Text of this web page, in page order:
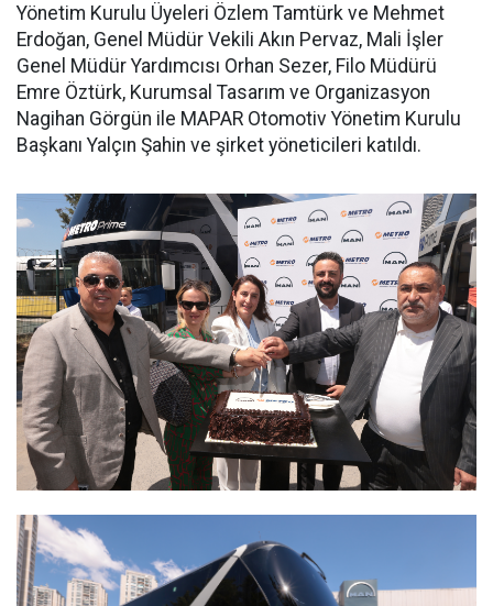
Yönetim Kurulu Üyeleri Özlem Tamtürk ve Mehmet
Erdoğan, Genel Müdür Vekili Akın Pervaz, Mali İşler
Genel Müdür Yardımcısı Orhan Sezer, Filo Müdürü
Emre Öztürk, Kurumsal Tasarım ve Organizasyon
Nagihan Görgün ile MAPAR Otomotiv Yönetim Kurulu
Başkanı Yalçın Şahin ve şirket yöneticileri katıldı.